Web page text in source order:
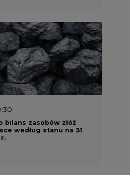
bilans zasobów złóż
według stanu na 31